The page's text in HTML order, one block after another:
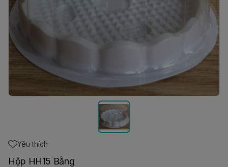
Yêu thích
Hộp HH15 Bằng